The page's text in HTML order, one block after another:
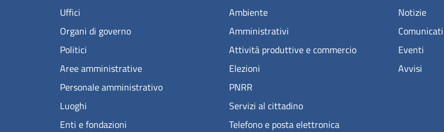
Uffici
Organi di governo
Politici
Aree amministrative
Personale amministrativo
Luoghi
Enti e fondazioni
Ambiente
Amministrativi
Attività produttive e commercio
Elezioni
PNRR
Servizi al cittadino
Telefono e posta elettronica
Notizie
Comunicati
Eventi
Avvisi